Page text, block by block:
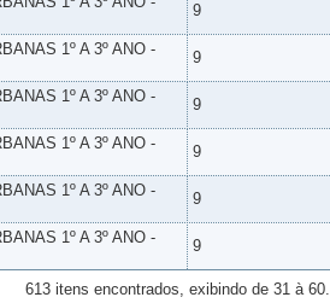
9
1º A 3º ANO -
9
1º A 3º ANO -
9
1º A 3º ANO -
9
1º A 3º ANO -
9
1º A 3º ANO -
9
613 itens encontrados, exibindo de 31 à 60.